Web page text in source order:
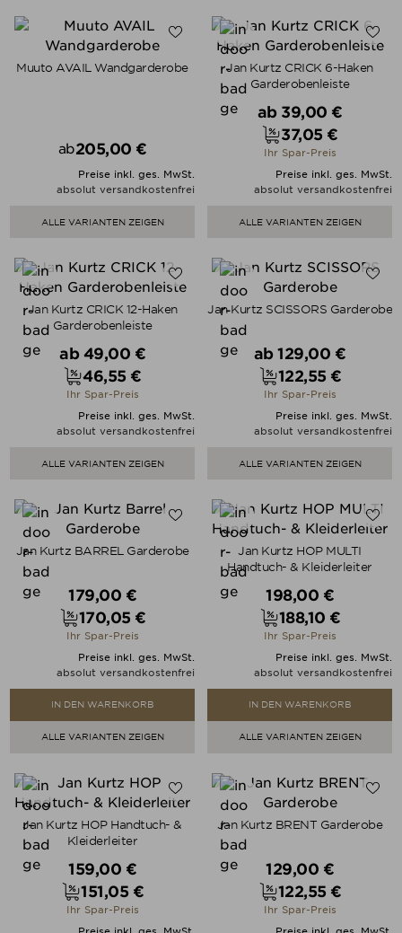
Muuto AVAIL Wandgarderobe
ab
Preis
205,00 €
Preise inkl. ges. MwSt.
absolut versandkostenfrei
ALLE VARIANTEN ZEIGEN
Jan Kurtz CRICK 6-Haken
Garderobenleiste
Verkaufspreis
ab 39,00 €
Preis
37,05 €
Ihr Spar-Preis
Preise inkl. ges. MwSt.
absolut versandkostenfrei
ALLE VARIANTEN ZEIGEN
Jan Kurtz CRICK 12-Haken
Garderobenleiste
Verkaufspreis
ab 49,00 €
Preis
46,55 €
Ihr Spar-Preis
Preise inkl. ges. MwSt.
absolut versandkostenfrei
ALLE VARIANTEN ZEIGEN
Jan Kurtz SCISSORS Garderobe
Verkaufspreis
ab 129,00 €
Preis
122,55 €
Ihr Spar-Preis
Preise inkl. ges. MwSt.
absolut versandkostenfrei
ALLE VARIANTEN ZEIGEN
Jan Kurtz BARREL Garderobe
Verkaufspreis
179,00 €
Preis
170,05 €
Ihr Spar-Preis
Preise inkl. ges. MwSt.
absolut versandkostenfrei
IN DEN WARENKORB
ALLE VARIANTEN ZEIGEN
Jan Kurtz HOP MULTI
Handtuch- & Kleiderleiter
Verkaufspreis
198,00 €
Preis
188,10 €
Ihr Spar-Preis
Preise inkl. ges. MwSt.
absolut versandkostenfrei
IN DEN WARENKORB
ALLE VARIANTEN ZEIGEN
Jan Kurtz HOP Handtuch- &
Kleiderleiter
Verkaufspreis
159,00 €
Preis
151,05 €
Ihr Spar-Preis
Jan Kurtz BRENT Garderobe
Verkaufspreis
129,00 €
Preis
122,55 €
Ihr Spar-Preis